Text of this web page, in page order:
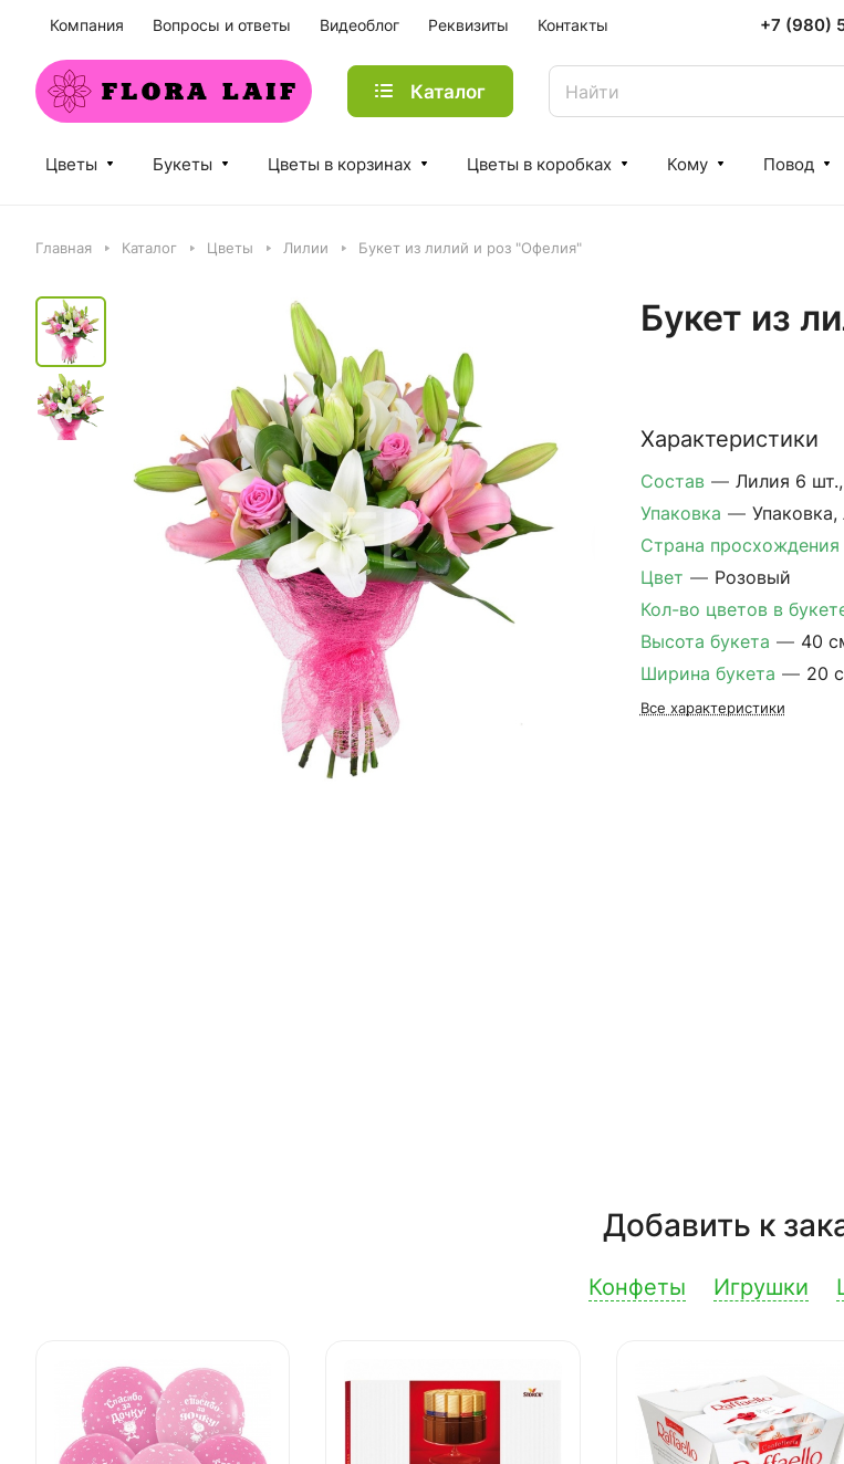
Компания Вопросы и ответы Видеоблог Реквизиты Контакты +7 (980)
Каталог
Цветы Букеты Цветы в корзинах Цветы в коробках Кому Повод
Главная Каталог Цветы Лилии Букет из лилий и роз "Офелия"
Букет из
Характеристики
Состав — Лилия 6
Упаковка — Упаковка,
Страна просхождения
Цвет — Розовый
Кол-во цветов в
Высота букета — 40
Ширина букета — 20
Все характеристики
Добавить к
Конфеты Игрушки